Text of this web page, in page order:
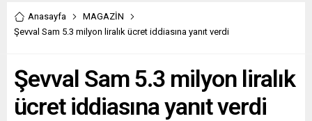
Anasayfa
MAGAZİN
Şevval Sam 5.3 milyon liralık ücret iddiasına yanıt verdi
Şevval Sam 5.3 milyon liralık
ücret iddiasına yanıt verdi